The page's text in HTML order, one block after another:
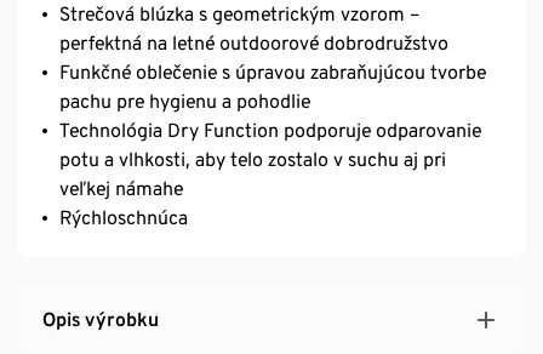
Strečová blúzka s geometrickým vzorom –
perfektná na letné outdoorové dobrodružstvo
Funkčné oblečenie s úpravou zabraňujúcou tvorbe
pachu pre hygienu a pohodlie
Technológia Dry Function podporuje odparovanie
potu a vlhkosti, aby telo zostalo v suchu aj pri
veľkej námahe
Rýchloschnúca
Opis výrobku